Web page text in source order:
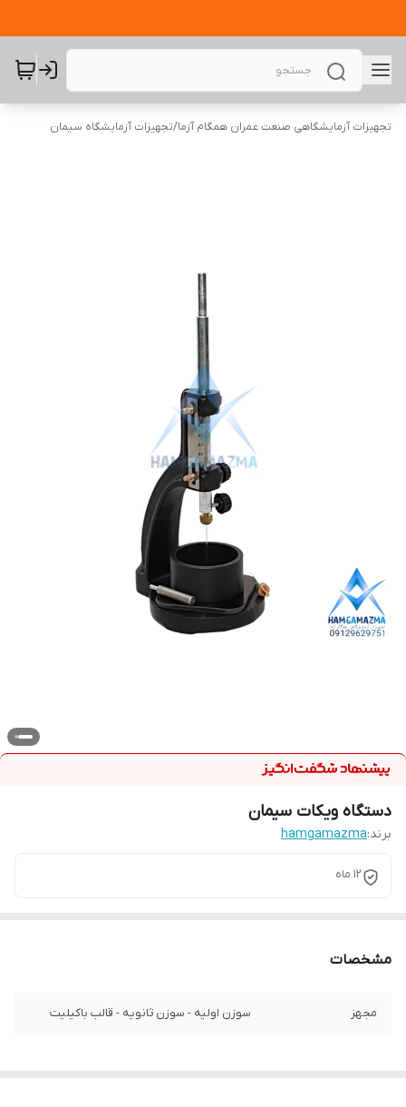
تجهیزات آزمایشگاهی صنعت عمران همگام آزما/تجهیزات آزمایشگاه سیمان
دستگاه ویکات سیمان
برند:hamgamazma
12 ماه
مشخصات
مجهز سوزن اولیه - سوزن ثانویه - قالب باکیلیت